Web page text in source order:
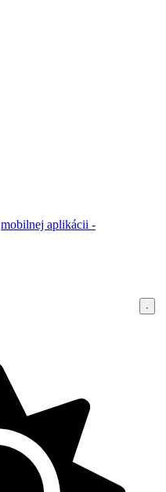
mobilnej aplikácii -